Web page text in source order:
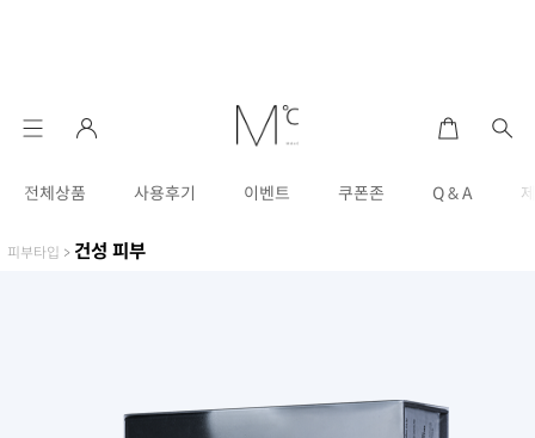
전체상품 사용후기 이벤트 쿠폰존 Q & A
피부타입 > 건성 피부